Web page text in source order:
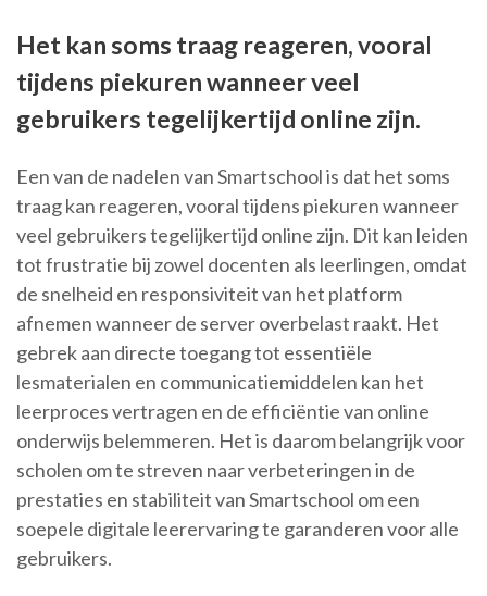
Het kan soms traag reageren, vooral
tijdens piekuren wanneer veel
gebruikers tegelijkertijd online zijn.
Een van de nadelen van Smartschool is dat het soms
traag kan reageren, vooral tijdens piekuren wanneer
veel gebruikers tegelijkertijd online zijn. Dit kan leiden
tot frustratie bij zowel docenten als leerlingen, omdat
de snelheid en responsiviteit van het platform
afnemen wanneer de server overbelast raakt. Het
gebrek aan directe toegang tot essentiële
lesmaterialen en communicatiemiddelen kan het
leerproces vertragen en de efficiëntie van online
onderwijs belemmeren. Het is daarom belangrijk voor
scholen om te streven naar verbeteringen in de
prestaties en stabiliteit van Smartschool om een
soepele digitale leerervaring te garanderen voor alle
gebruikers.